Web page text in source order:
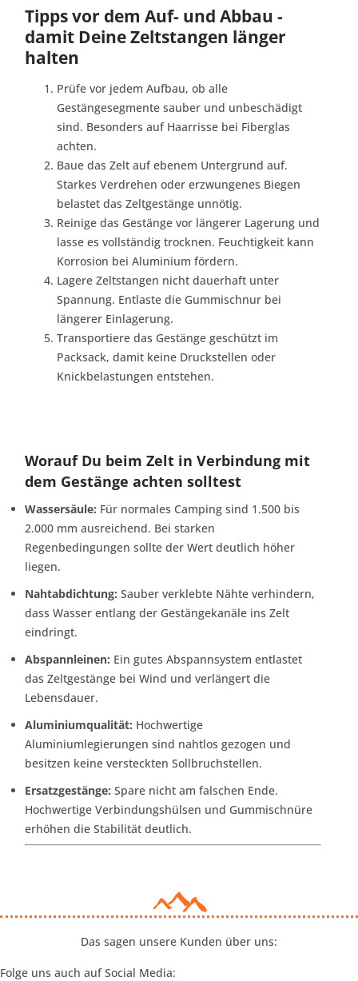
Tipps vor dem Auf- und Abbau -
damit Deine Zeltstangen länger
halten
Prüfe vor jedem Aufbau, ob alle
Gestängesegmente sauber und unbeschädigt
sind. Besonders auf Haarrisse bei Fiberglas
achten.
Baue das Zelt auf ebenem Untergrund auf.
Starkes Verdrehen oder erzwungenes Biegen
belastet das Zeltgestänge unnötig.
Reinige das Gestänge vor längerer Lagerung und
lasse es vollständig trocknen. Feuchtigkeit kann
Korrosion bei Aluminium fördern.
Lagere Zeltstangen nicht dauerhaft unter
Spannung. Entlaste die Gummischnur bei
längerer Einlagerung.
Transportiere das Gestänge geschützt im
Packsack, damit keine Druckstellen oder
Knickbelastungen entstehen.
Worauf Du beim Zelt in Verbindung mit
dem Gestänge achten solltest
Wassersäule: Für normales Camping sind 1.500 bis
2.000 mm ausreichend. Bei starken
Regenbedingungen sollte der Wert deutlich höher
liegen.
Nahtabdichtung: Sauber verklebte Nähte verhindern,
dass Wasser entlang der Gestängekanäle ins Zelt
eindringt.
Abspannleinen: Ein gutes Abspannsystem entlastet
das Zeltgestänge bei Wind und verlängert die
Lebensdauer.
Aluminiumqualität: Hochwertige
Aluminiumlegierungen sind nahtlos gezogen und
besitzen keine versteckten Sollbruchstellen.
Ersatzgestänge: Spare nicht am falschen Ende.
Hochwertige Verbindungshülsen und Gummischnüre
erhöhen die Stabilität deutlich.
Das sagen unsere Kunden über uns:
Folge uns auch auf Social Media: